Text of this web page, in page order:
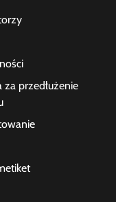
za przedłużenie